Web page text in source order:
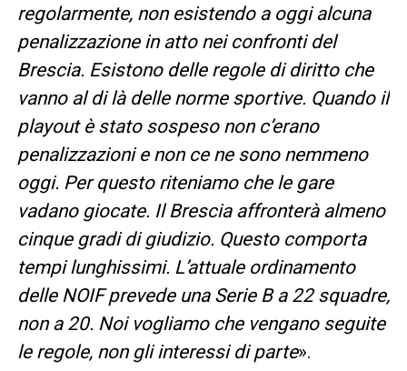
regolarmente, non esistendo a oggi alcuna
penalizzazione in atto nei confronti del
Brescia. Esistono delle regole di diritto che
vanno al di là delle norme sportive. Quando il
playout è stato sospeso non c’erano
penalizzazioni e non ce ne sono nemmeno
oggi. Per questo riteniamo che le gare
vadano giocate. Il Brescia affronterà almeno
cinque gradi di giudizio. Questo comporta
tempi lunghissimi. L’attuale ordinamento
delle NOIF prevede una Serie B a 22 squadre,
non a 20. Noi vogliamo che vengano seguite
le regole, non gli interessi di parte».